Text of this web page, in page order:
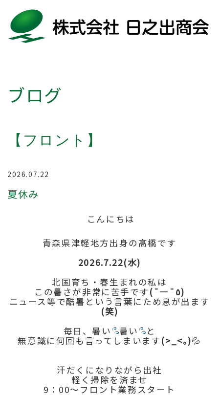
ブログ
【フロント】
2026.07.22
夏休み
こんにちは
青森県津軽地方出身の髙橋です
2026.7.22(水)
北国育ち・春生まれの私は
この暑さが非常に苦手です
(¯―¯٥)
ニュース等で酷暑という言葉にため息が出ます
(笑)
毎日、暑い
暑い
と
無意識に何回も言ってしまいます (>_<｡)💦
汗だくになりながら出社
軽く掃除を済ませ
9：00～フロント業務スタート